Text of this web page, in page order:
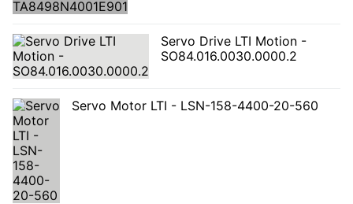
Servo Drive LTI Motion -
SO84.016.0030.0000.2
Servo Motor LTI - LSN-158-4400-20-560